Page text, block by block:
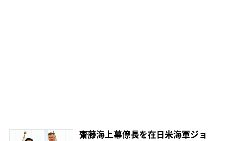
齋藤海上幕僚長を在日米海軍ジョ